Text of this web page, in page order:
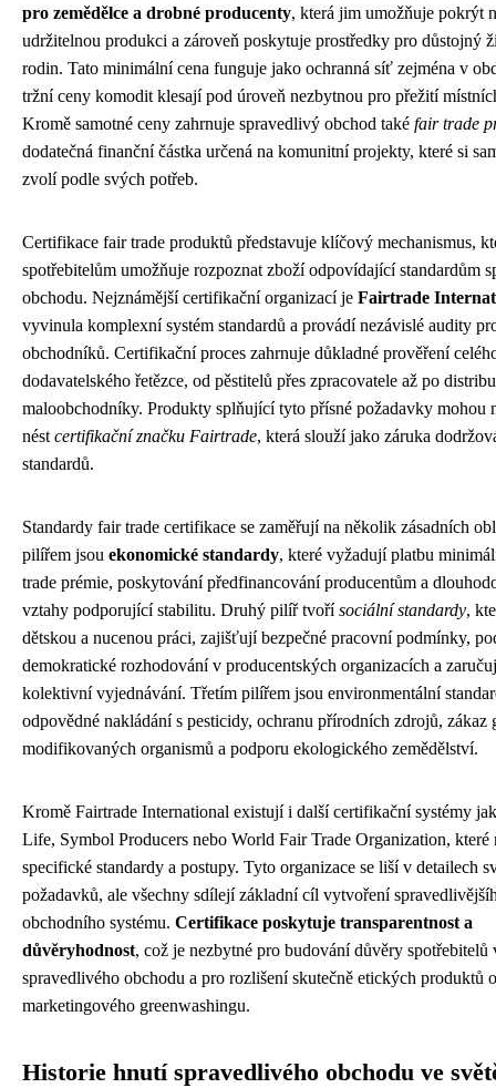
pro zemědělce a drobné producenty, která jim umožňuje pokrýt
udržitelnou produkci a zároveň poskytuje prostředky pro důstojný
rodin. Tato minimální cena funguje jako ochranná síť zejména v
tržní ceny komodit klesají pod úroveň nezbytnou pro přežití
Kromě samotné ceny zahrnuje spravedlivý obchod také fair trade
dodatečná finanční částka určená na komunitní projekty, které si
zvolí podle svých potřeb.
Certifikace fair trade produktů představuje klíčový mechanismus,
spotřebitelům umožňuje rozpoznat zboží odpovídající standardům
obchodu. Nejznámější certifikační organizací je Fairtrade
vyvinula komplexní systém standardů a provádí nezávislé audity
obchodníků. Certifikační proces zahrnuje důkladné prověření
dodavatelského řetězce, od pěstitelů přes zpracovatele až po
maloobchodníky. Produkty splňující tyto přísné požadavky mohou
nést certifikační značku Fairtrade, která slouží jako záruka
standardů.
Standardy fair trade certifikace se zaměřují na několik zásadních
pilířem jsou ekonomické standardy, které vyžadují platbu
trade prémie, poskytování předfinancování producentům a
vztahy podporující stabilitu. Druhý pilíř tvořísociální standardy,
dětskou a nucenou práci, zajišťují bezpečné pracovní podmínky,
demokratické rozhodování v producentských organizacích a
kolektivní vyjednávání. Třetím pilířem jsou environmentální
odpovědné nakládání s pesticidy, ochranu přírodních zdrojů, zákaz
modifikovaných organismů a podporu ekologického zemědělství.
Kromě Fairtrade International existují i další certifikační systémy
Life, Symbol Producers nebo World Fair Trade Organization, které
specifické standardy a postupy. Tyto organizace se liší v detailech
požadavků, ale všechny sdílejí základní cíl vytvoření
obchodního systému. Certifikace poskytuje transparentnost a
důvěryhodnost, což je nezbytné pro budování důvěry spotřebitelů
spravedlivého obchodu a pro rozlišení skutečně etických produktů
marketingového greenwashingu.
Historie hnutí spravedlivého obchodu ve